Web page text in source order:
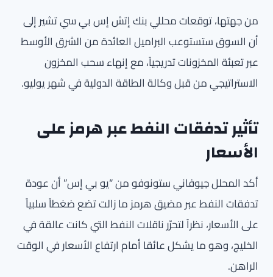
من جهتها، توقعات محللي بنك إتش إس بي سي تشير إلى
أن السوق ستستوعب البراميل العائدة من الشرق الأوسط
عبر تعبئة المخزونات تدريجياً، مع إنهاء سحب المخزون
الاستراتيجي من قبل وكالة الطاقة الدولية في شهر يوليو.
تأثير تدفقات النفط عبر هرمز على
الأسعار
أكد المحلل جيوفاني ستونوفو من “يو بي إس” أن عودة
تدفقات النفط عبر مضيق هرمز ما زالت تضع ضغطاً سلبياً
على الأسعار، نظراً لتحرّر ناقلات النفط التي كانت عالقة في
الخليج، وهو ما يشكل عائقا أمام ارتفاع الأسعار في الوقت
الراهن.